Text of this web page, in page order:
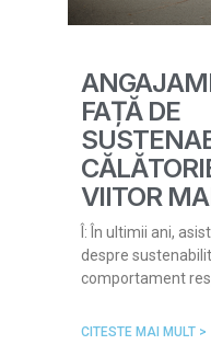
FAȚĂ DE
VIITOR
Î: În ultimii ani,
despre
comportament
CITESTE MAI MULT >